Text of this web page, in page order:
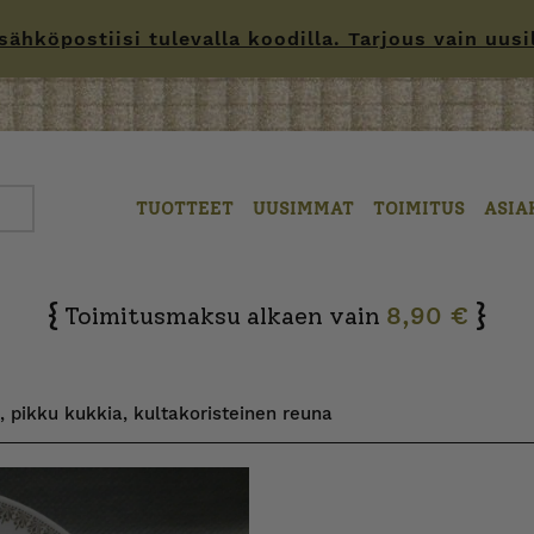
tulevalla koodilla. Tarjous vain
TUOTTEET UUSIMMAT TOIMITUS
{ Toimitusmaksu alkaen vain 8,90 € }
pikku kukkia, kultakoristeinen reuna